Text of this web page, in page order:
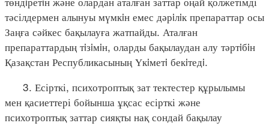
тәсілдермен алынуы мүмкiн емес дәрiлiк препараттар осы
Заңға сәйкес бақылауға жатпайды. Аталған
препараттардың тiзiмiн, оларды бақылаудан алу тәртiбiн
Қазақстан Республикасының Үкiметi бекiтедi.
3. Есірткі, психотроптық зат тектестер құрылымы
мен қасиеттері бойынша ұқсас есірткі және
психотроптық заттар сияқты нақ сондай бақылау